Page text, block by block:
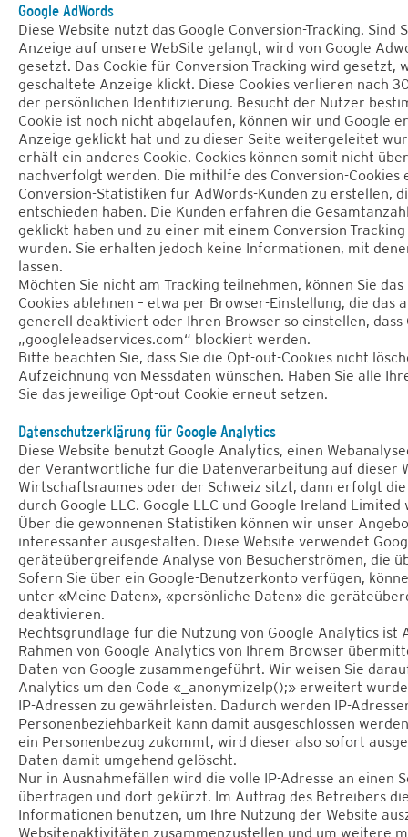
Google AdWords
Diese Website nutzt das Google Conversion-Tracking.
Anzeige auf unsere WebSite gelangt, wird von Google
gesetzt. Das Cookie für Conversion-Tracking wird gesetzt,
geschaltete Anzeige klickt. Diese Cookies verlieren nach
der persönlichen Identifizierung. Besucht der Nutzer
Cookie ist noch nicht abgelaufen, können wir und Google
Anzeige geklickt hat und zu dieser Seite weitergeleitet
erhält ein anderes Cookie. Cookies können somit nicht
nachverfolgt werden. Die mithilfe des Conversion-
Conversion-Statistiken für AdWords-Kunden zu erstellen,
entschieden haben. Die Kunden erfahren die
geklickt haben und zu einer mit einem Conversion-
wurden. Sie erhalten jedoch keine Informationen, mit
lassen.
Möchten Sie nicht am Tracking teilnehmen, können Sie
Cookies ablehnen – etwa per Browser-Einstellung, die das
generell deaktiviert oder Ihren Browser so einstellen, dass
„googleleadservices.com“ blockiert werden.
Bitte beachten Sie, dass Sie die Opt-out-Cookies nicht
Aufzeichnung von Messdaten wünschen. Haben Sie alle
Sie das jeweilige Opt-out Cookie erneut setzen.
Datenschutzerklärung für Google Analytics
Diese Website benutzt Google Analytics, einen
der Verantwortliche für die Datenverarbeitung auf dieser
Wirtschaftsraumes oder der Schweiz sitzt, dann erfolgt
durch Google LLC. Google LLC und Google Ireland
Über die gewonnenen Statistiken können wir unser
interessanter ausgestalten. Diese Website verwendet
geräteübergreifende Analyse von Besucherströmen, die
Sofern Sie über ein Google-Benutzerkonto verfügen,
unter «Meine Daten», «persönliche Daten» die
deaktivieren.
Rechtsgrundlage für die Nutzung von Google Analytics ist
Rahmen von Google Analytics von Ihrem Browser
Daten von Google zusammengeführt. Wir weisen Sie
Analytics um den Code «_anonymizeIp();» erweitert
IP-Adressen zu gewährleisten. Dadurch werden IP-
Personenbeziehbarkeit kann damit ausgeschlossen
ein Personenbezug zukommt, wird dieser also sofort
Daten damit umgehend gelöscht.
Nur in Ausnahmefällen wird die volle IP-Adresse an einen
übertragen und dort gekürzt. Im Auftrag des Betreibers
Informationen benutzen, um Ihre Nutzung der Website
Websitenaktivitäten zusammenzustellen und um weitere